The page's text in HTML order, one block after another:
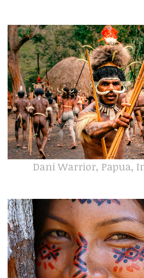
Dani Warrior, Papua,